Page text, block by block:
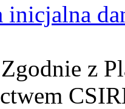
inicjalna
z